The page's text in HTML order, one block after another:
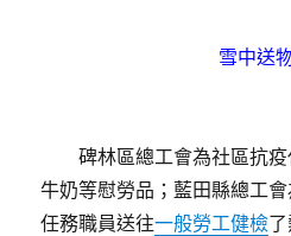
雪中送
碑林區總工會為社區抗疫
牛奶等慰勞品；藍田縣總工
任務職員送往一般勞工健檢